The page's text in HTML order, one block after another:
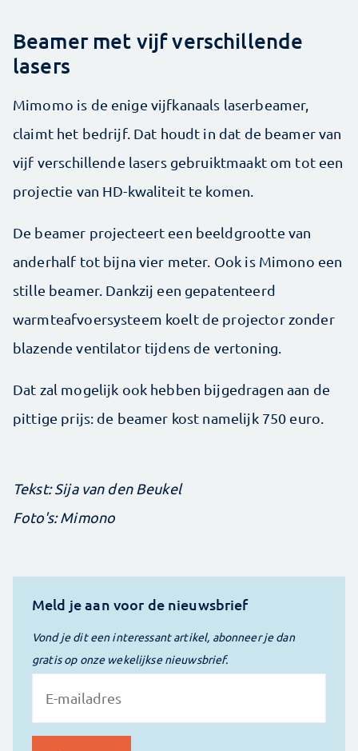
Beamer met vijf verschillende
lasers
Mimomo is de enige vijf­kanaals laserbeamer,
claimt het bedrijf. Dat houdt in dat de beamer van
vijf verschillende lasers gebruiktmaakt om tot een
projectie van HD-kwaliteit te komen.
De beamer projecteert een beeldgrootte van
anderhalf tot bijna vier meter. Ook is Mimono een
stille beamer. Dankzij een gepatenteerd
warmteafvoersysteem koelt de projector zonder
blazende ventilator tijdens de vertoning.
Dat zal mogelijk ook hebben bijgedragen aan de
pittige prijs: de beamer kost namelijk 750 euro.
Tekst: Sija van den Beukel
Foto's: Mimono
Meld je aan voor de nieuwsbrief
Vond je dit een interessant artikel, abonneer je dan
gratis op onze wekelijkse nieuwsbrief.